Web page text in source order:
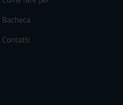
Bacheca
Contatti